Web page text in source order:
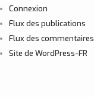
Connexion
Flux des publications
Flux des commentaires
Site de WordPress-FR